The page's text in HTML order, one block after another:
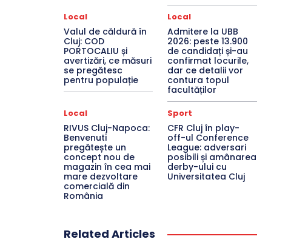
Local
Valul de căldură în
Cluj: COD
PORTOCALIU și
avertizări, ce măsuri
se pregătesc
pentru populație
Local
Admitere la UBB
2026: peste 13.900
de candidați și-au
confirmat locurile,
dar ce detalii vor
contura topul
facultăților
Local
RIVUS Cluj-Napoca:
Benvenuti
pregătește un
concept nou de
magazin în cea mai
mare dezvoltare
comercială din
România
Sport
CFR Cluj în play-
off-ul Conference
League: adversari
posibili și amânarea
derby-ului cu
Universitatea Cluj
Related Articles